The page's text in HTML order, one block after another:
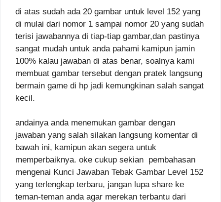
di atas sudah ada 20 gambar untuk level 152 yang
di mulai dari nomor 1 sampai nomor 20 yang sudah
terisi jawabannya di tiap-tiap gambar,dan pastinya
sangat mudah untuk anda pahami kamipun jamin
100% kalau jawaban di atas benar, soalnya kami
membuat gambar tersebut dengan pratek langsung
bermain game di hp jadi kemungkinan salah sangat
kecil.
andainya anda menemukan gambar dengan
jawaban yang salah silakan langsung komentar di
bawah ini, kamipun akan segera untuk
memperbaiknya. oke cukup sekian pembahasan
mengenai Kunci Jawaban Tebak Gambar Level 152
yang terlengkap terbaru, jangan lupa share ke
teman-teman anda agar merekan terbantu dari